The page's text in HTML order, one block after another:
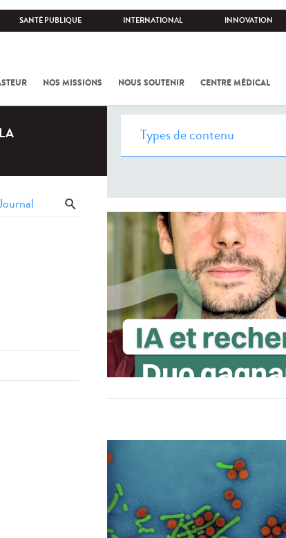
SANTÉ PUBLIQUE INTERNATIONAL INNOVATION
NOS MISSIONS NOUS SOUTENIR CENTRE MÉDICAL